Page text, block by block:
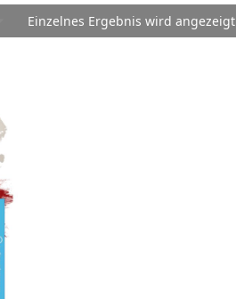
Einzelnes Ergebnis wird angezeigt